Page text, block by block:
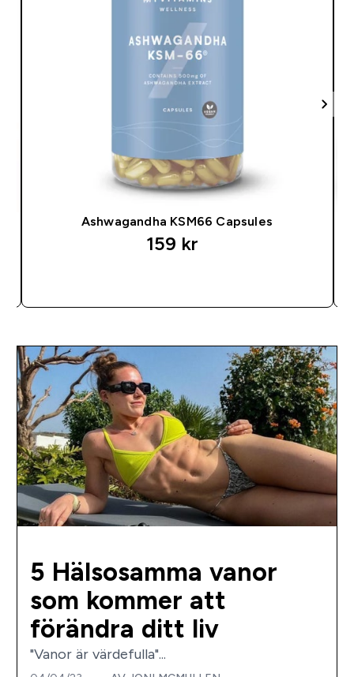
Ashwagandha KSM66 Capsules
159 kr‎
5 Hälsosamma vanor
som kommer att
förändra ditt liv
"Vanor är värdefulla"...